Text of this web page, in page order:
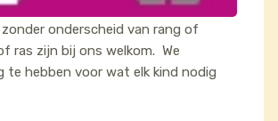
zonder onderscheid van rang of
ras zijn bij ons welkom. We
te hebben voor wat elk kind nodig